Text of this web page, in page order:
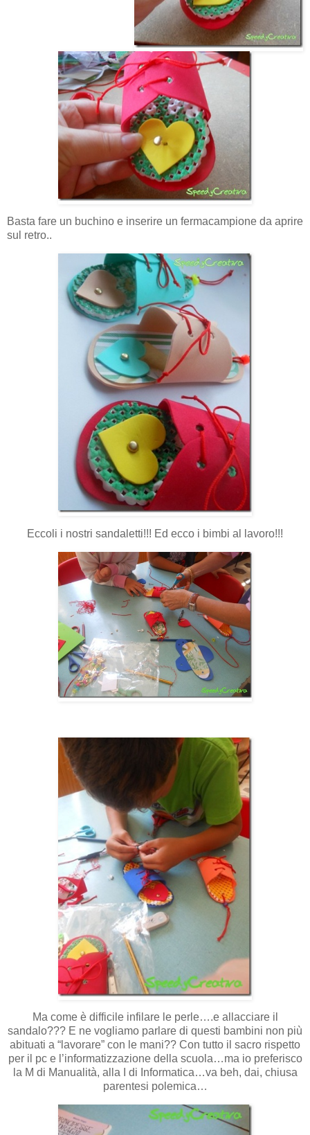
Basta fare un buchino e inserire un fermacampione da aprire
sul retro..
Eccoli i nostri sandaletti!!! Ed ecco i bimbi al lavoro!!!
Ma come è difficile infilare le perle….e allacciare il
sandalo??? E ne vogliamo parlare di questi bambini non più
abituati a “lavorare” con le mani?? Con tutto il sacro rispetto
per il pc e l’informatizzazione della scuola…ma io preferisco
la M di Manualità, alla I di Informatica…va beh, dai, chiusa
parentesi polemica…